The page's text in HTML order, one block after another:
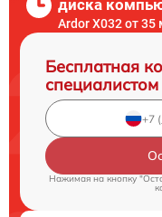
диска
Ardor X032 от 35
Бесплатная
специалистом
Нажимая на кнопку